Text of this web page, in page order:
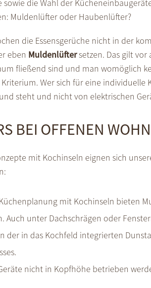
sowie die Wahl der
Muldenlüfter oder Haubenlüfter?
die Essensgerüche nicht in der
eben Muldenlüftersetzen. Das gilt vor
fließend sind und man womöglich
Wer sich für eine individuelle
steht und nicht von elektrischen
BEI OFFENEN
mit Kochinseln eignen sich
mit Kochinseln bieten
Auch unter Dachschrägen oder
der in das Kochfeld integrierten
nicht in Kopfhöhe betrieben